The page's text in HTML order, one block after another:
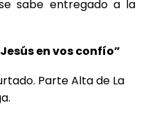
sabe entregado a la
en vos confío”
Parte Alta de La